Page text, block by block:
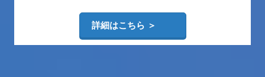
詳細はこちら ＞